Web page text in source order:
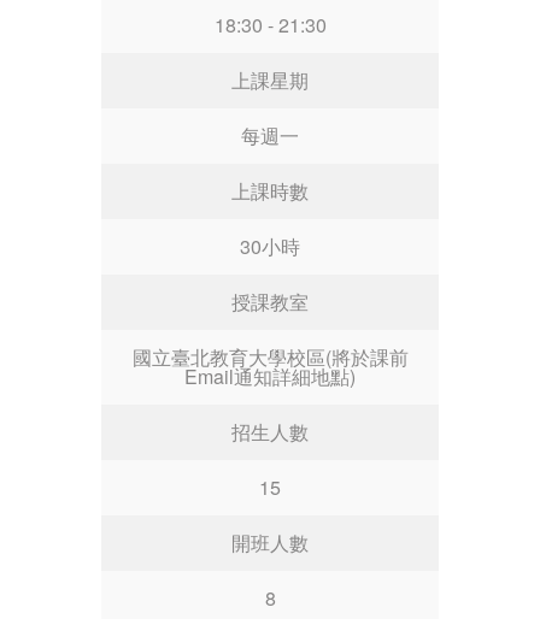
18:30 - 21:30
上課星期
每週一
上課時數
30小時
授課教室
國立臺北教育大學校區(將於課前
Email通知詳細地點)
招生人數
15
開班人數
8